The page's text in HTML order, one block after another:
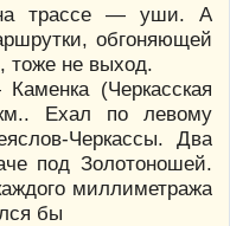
трассе — уши. А
обгоняющей
тоже не выход.
(Черкасская
Ехал по левому
Черкассы. Два
под Золотоношей.
миллиметража
бы